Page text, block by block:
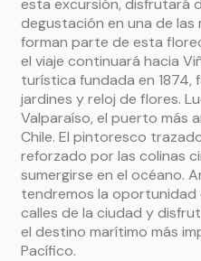
esta excursión, disfrutará
degustación en una de las
forman parte de esta
el viaje continuará hacia
turística fundada en 1874,
jardines y reloj de flores.
Valparaíso, el puerto más
Chile. El pintoresco
reforzado por las colinas
sumergirse en el océano.
tendremos la oportunidad
calles de la ciudad y
el destino marítimo más
Pacífico.